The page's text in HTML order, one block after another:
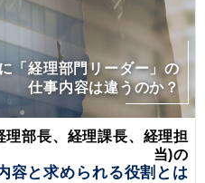
「経理部門リーダー」の
仕事内容は違うのか？
部長、経理課長、経理担
当)の
容と求められる役割とは